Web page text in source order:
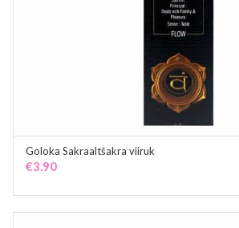
Goloka Sakraaltšakra viiruk
€3.90